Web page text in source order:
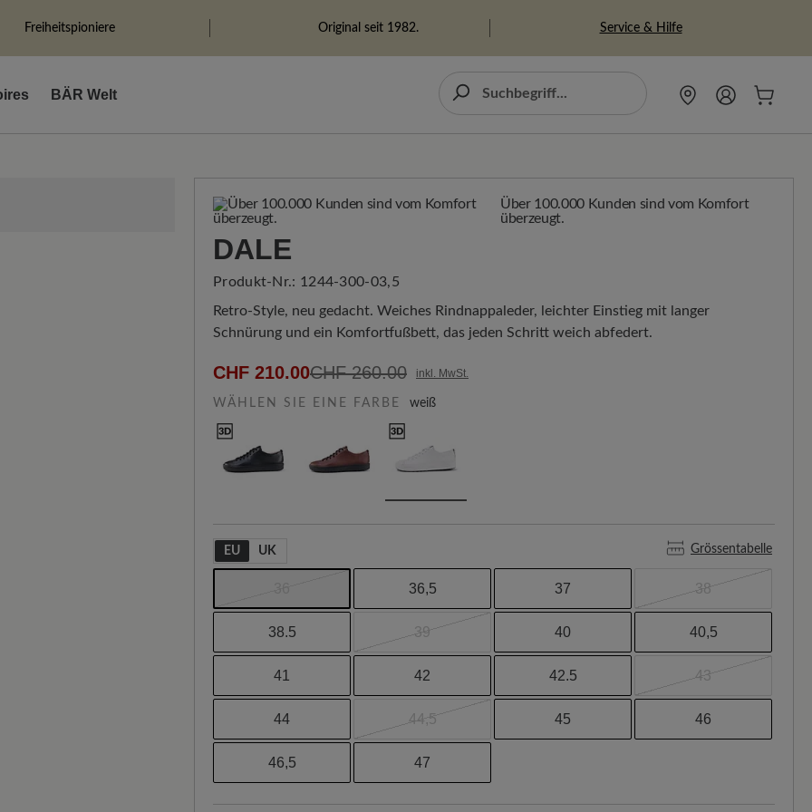
Freiheitspioniere Original seit 1982. Service & Hilfe
BÄR Welt
Über 100.000 Kunden sind vom Komfort
überzeugt.
DALE
Produkt-Nr.: 1244-300-03,5
Retro-Style, neu gedacht. Weiches Rindnappaleder, leichter Einstieg mit langer
Schnürung und ein Komfortfußbett, das jeden Schritt weich abfedert.
CHF 210.00CHF 260.00 inkl. MwSt.
WÄHLEN SIE EINE FARBE weiß
EU UK Grössentabelle
36,5 37 38
38.5 39 40 40,5
41 42 42.5 43
44 44,5 45 46
46,5 47